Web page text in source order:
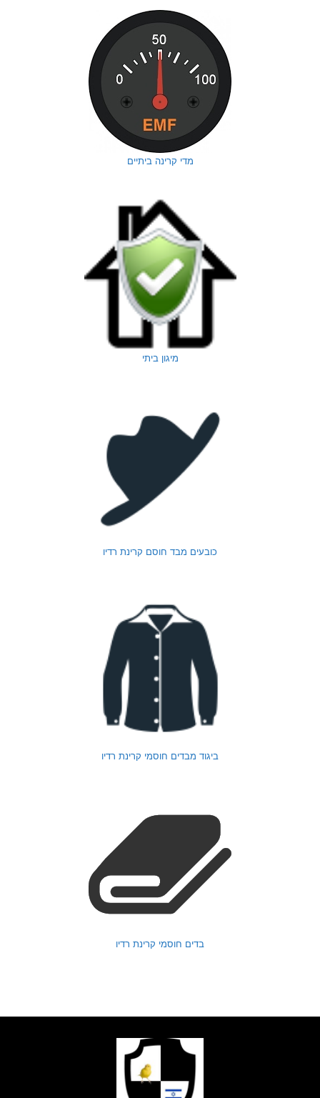
מדי קרינה ביתיים
כובעים מבד חוסם קרינת רדיו
ביגוד מבדים חוסמי קרינת רדיו
בדים חוסמי קרינת רדיו